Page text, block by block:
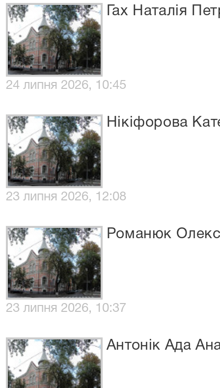
Гах Наталія
24 липня 2026, 10:45
Нікіфорова
23 липня 2026, 12:08
Романюк
23 липня 2026, 10:37
Антонік Ада